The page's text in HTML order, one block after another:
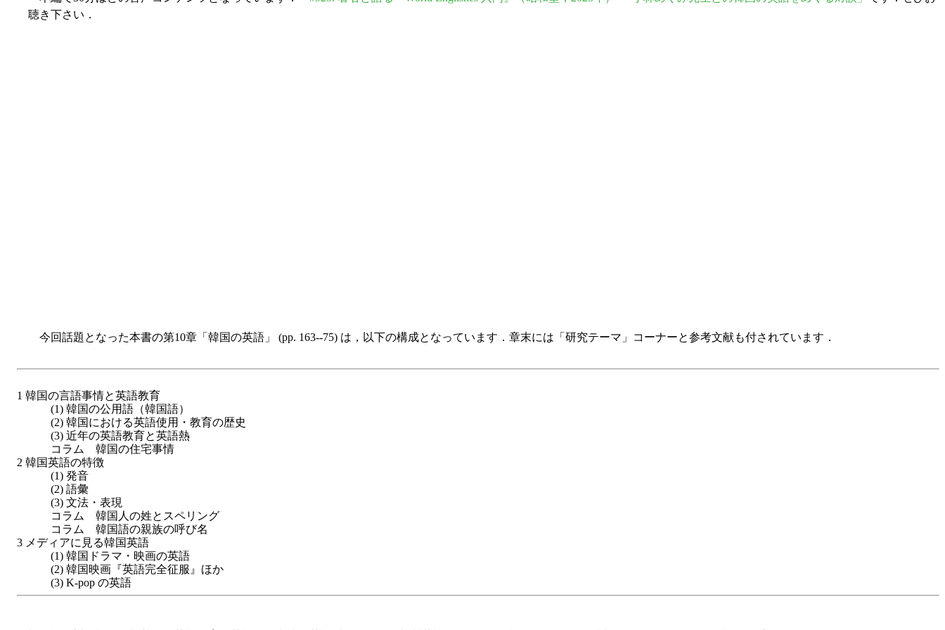
聴き下さい．
今回話題となった本書の第10章「韓国の英語」 (pp. 163--75) は，以下の構成となっています．章末には「研究テーマ」コーナーと参考文献も付されています．
1 韓国の言語事情と英語教育
(1) 韓国の公用語（韓国語）
(2) 韓国における英語使用・教育の歴史
(3) 近年の英語教育と英語熱
コラム 韓国の住宅事情
2 韓国英語の特徴
(1) 発音
(2) 語彙
(3) 文法・表現
コラム 韓国人の姓とスペリング
コラム 韓国語の親族の呼び名
3 メディアに見る韓国英語
(1) 韓国ドラマ・映画の英語
(2) 韓国映画『英語完全征服』ほか
(3) K-pop の英語